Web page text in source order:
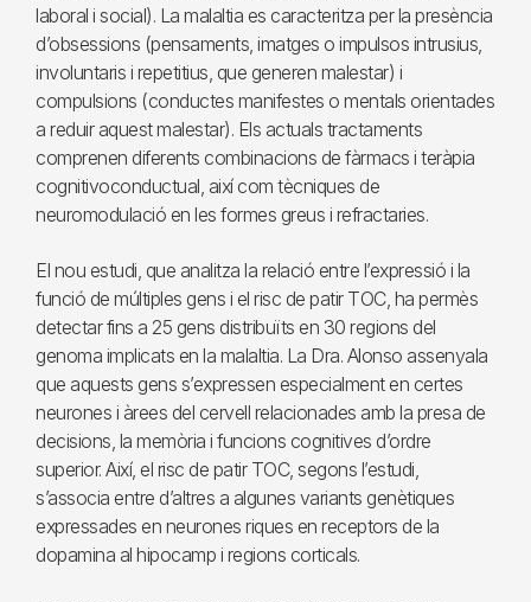
laboral i social). La malaltia es caracteritza per la presència
d’obsessions (pensaments, imatges o impulsos intrusius,
involuntaris i repetitius, que generen malestar) i
compulsions (conductes manifestes o mentals orientades
a reduir aquest malestar). Els actuals tractaments
comprenen diferents combinacions de fàrmacs i teràpia
cognitivoconductual, així com tècniques de
neuromodulació en les formes greus i refractaries.
El nou estudi, que analitza la relació entre l’expressió i la
funció de múltiples gens i el risc de patir TOC, ha permès
detectar fins a 25 gens distribuïts en 30 regions del
genoma implicats en la malaltia. La Dra. Alonso assenyala
que aquests gens s’expressen especialment en certes
neurones i àrees del cervell relacionades amb la presa de
decisions, la memòria i funcions cognitives d’ordre
superior. Així, el risc de patir TOC, segons l’estudi,
s’associa entre d’altres a algunes variants genètiques
expressades en neurones riques en receptors de la
dopamina al hipocamp i regions corticals.